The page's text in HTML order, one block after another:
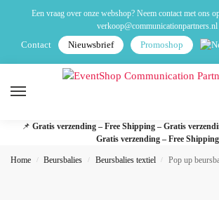
Een vraag over onze webshop? Neem contact met ons
verkoop@communicationpartners.nl
Contact Nieuwsbrief Promoshop
📌 Gratis verzending – Free Shipping – Gratis
Gratis verzending – Free Shipping
Home / Beursbalies / Beursbalies textiel / Pop up